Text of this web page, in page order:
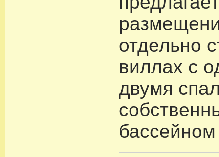
отдельно
виллах с
двумя